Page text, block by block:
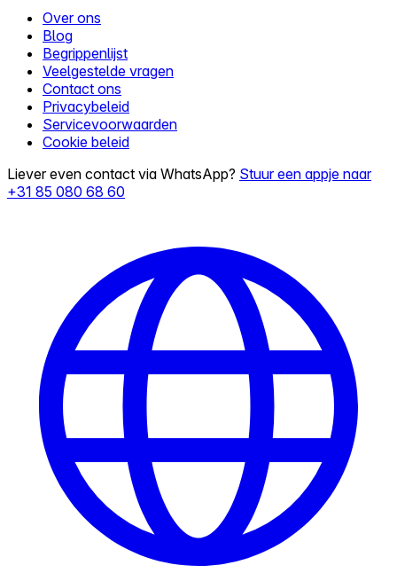
Over ons
Blog
Begrippenlijst
Veelgestelde vragen
Contact ons
Privacybeleid
Servicevoorwaarden
Cookie beleid
Liever even contact via WhatsApp? Stuur een appje naar
+31 85 080 68 60